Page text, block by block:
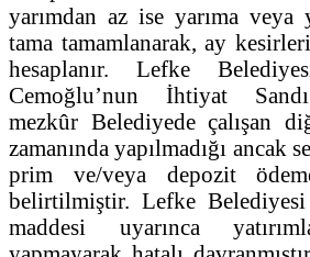
yarımdan az ise yarıma veya
tama tamamlanarak, ay
hesaplanır. Lefke
Cemoğlu’nun İhtiyat
mezkûr Belediyede çalışan
zamanında yapılmadığı ancak
prim ve/veya depozit
belirtilmiştir. Lefke
maddesi uyarınca